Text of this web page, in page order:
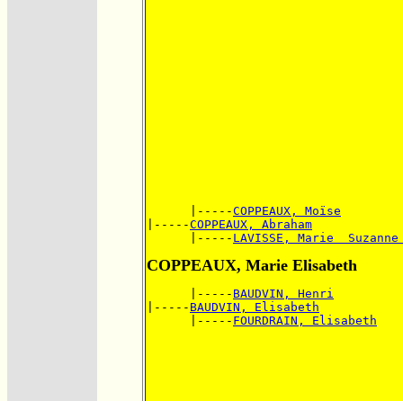
      |-----
COPPEAUX, Moïse
|-----COPPEAUX, Abraham
      |-----
LAVISSE, Marie
COPPEAUX, Marie Elisabeth
      |-----
BAUDVIN, Henri
|----- BAUDVIN, Elisabeth
      |-----
FOURDRAIN, Elisabeth